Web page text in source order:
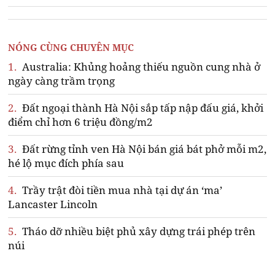
NÓNG CÙNG CHUYÊN MỤC
1. Australia: Khủng hoảng thiếu nguồn cung nhà ở
ngày càng trầm trọng
2. Đất ngoại thành Hà Nội sắp tấp nập đấu giá, khởi
điểm chỉ hơn 6 triệu đồng/m2
3. Đất rừng tỉnh ven Hà Nội bán giá bát phở mỗi m2,
hé lộ mục đích phía sau
4. Trầy trật đòi tiền mua nhà tại dự án ‘ma’
Lancaster Lincoln
5. Tháo dỡ nhiều biệt phủ xây dựng trái phép trên
núi